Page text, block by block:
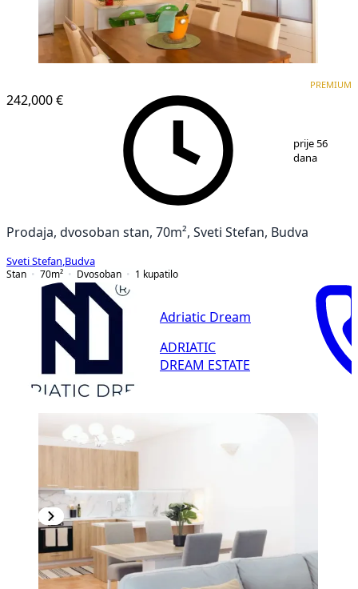
242,000 €
PREMIUM
prije 56
dana
Prodaja, dvosoban stan, 70m², Sveti Stefan, Budva
Sveti Stefan Budva
Stan
70m² Dvosoban 1 kupatilo
Adriatic Dream
ADRIATIC
DREAM ESTATE